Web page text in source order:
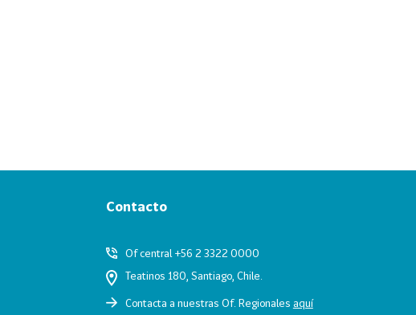
Contacto
Of central +56 2 3322 0000
Teatinos 180, Santiago, Chile.
Contacta a nuestras Of. Regionales aquí